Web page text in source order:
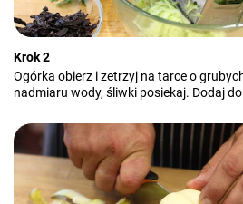
Krok 2
Ogórka obierz i zetrzyj na tarce o
nadmiaru wody, śliwki posiekaj. Dodaj